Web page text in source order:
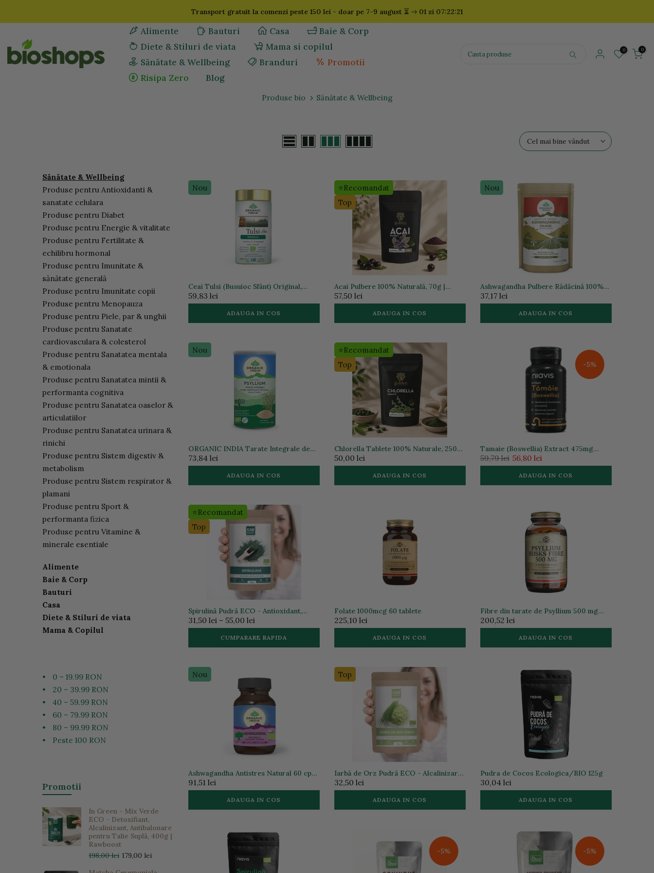
la
Transport gratuit la comenzi peste 150 lei - doar pe 7-9 august ⏳ 01 zi 07:22:19
Alimente Bauturi Casa
Baie & Corp
Diete & Stiluri de viata
Mama si copilul
Sănătate & Wellbeing
Branduri
Promotii
Risipa Zero
Blog
0 0
Produse bio Sănătate & Wellbeing
Cel mai bine vândut
Nou
Ceai Tulsi (Busuioc Sfânt) Original,
Antistres & Energizant 100g ECO|
Organic India
59,83 lei
ADAUGA IN COS
⭐Recomandat
Top
Acai Pulbere 100% Naturală, 70g |
Golden Flavours
57,50 lei
ADAUGA IN COS
Nou
Ashwagandha Pulbere Rădăcină 100%
Certificată organic, 100g ECO |
Organic India
37,17 lei
ADAUGA IN COS
Nou
ORGANIC INDIA Tarate Integrale de
Psyllium 100g *BIO
73,84 lei
ADAUGA IN COS
⭐Recomandat
Top
Chlorella Tablete 100% Naturale, 250
tablete, Detoxifiere si Metabolism |
Golden Flavours
50,00 lei
ADAUGA IN COS
-5%
Tamaie (Boswellia) Extract 475mg
60cps vegetale
59,79 lei 56,80 lei
ADAUGA IN COS
⭐Recomandat
Top
Spirulină Pudră ECO - Antioxidant,
Imunizant, Antiinflamator | Rawboost
31,50 lei – 55,00 lei
CUMPARARE RAPIDA
Folate 1000mcg 60 tablete
225,10 lei
ADAUGA IN COS
Fibre din tarate de Psyllium 500 mg
200 capsule vegetale
200,52 lei
ADAUGA IN COS
Nou
Ashwagandha Antistres Natural 60 cps
ECO| Organic India
91,51 lei
ADAUGA IN COS
Top
Iarbă de Orz Pudră ECO - Alcalinizare
și Revigorare Organism, 125g |
Rawboost
32,50 lei
ADAUGA IN COS
Pudra de Cocos Ecologica/BIO 125g
30,04 lei
ADAUGA IN COS
-5% -5%
Sănătate & Wellbeing
Produse pentru Antioxidanti &
sanatate celulara
Produse pentru Diabet
Produse pentru Energie & vitalitate
Produse pentru Fertilitate &
echilibru hormonal
Produse pentru Imunitate &
sănătate generală
Produse pentru Imunitate copii
Produse pentru Menopauza
Produse pentru Piele, par & unghii
Produse pentru Sanatate
cardiovasculara & colesterol
Produse pentru Sanatatea mentala
& emotionala
Produse pentru Sanatatea mintii &
performanta cognitiva
Produse pentru Sanatatea oaselor &
articulatiilor
Produse pentru Sanatatea urinara &
rinichi
Produse pentru Sistem digestiv &
metabolism
Produse pentru Sistem respirator &
plamani
Produse pentru Sport &
performanta fizica
Produse pentru Vitamine &
minerale esentiale
Alimente
Baie & Corp
Bauturi
Casa
Diete & Stiluri de viata
Mama & Copilul
•
0 – 19.99 RON
•
20 – 39.99 RON
•
40 – 59.99 RON
•
60 – 79.99 RON
•
80 – 99.99 RON
•
Peste 100 RON
Promotii
In Green - Mix Verde
ECO - Detoxifiant,
Alcalinizant, Antibalonare
pentru Talie Suplă, 400g |
Rawboost
198,00 lei 179,00 lei